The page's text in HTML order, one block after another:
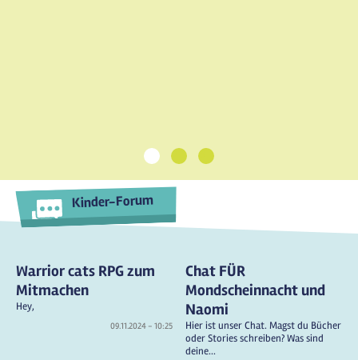
1 2 3
Kinder-Forum
Warrior cats RPG zum
Mitmachen
Hey,
09.11.2024 - 10:25
Chat FÜR
Mondscheinnacht und
Naomi
Hier ist unser Chat. Magst du Bücher
oder Stories schreiben? Was sind
deine...